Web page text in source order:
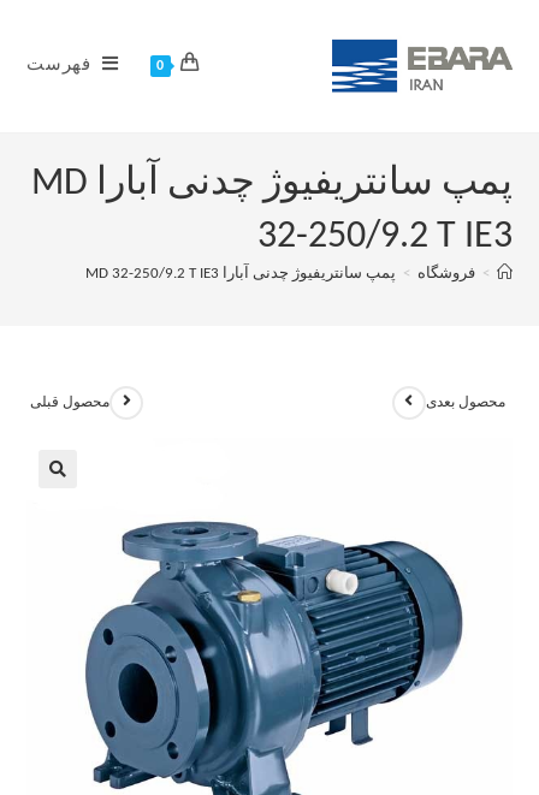
0 فهرست
پمپ سانتریفیوژ چدنی آبارا MD
32-250/9.2 T IE3
> فروشگاه > پمپ سانتریفیوژ چدنی آبارا MD 32-250/9.2 T IE3
محصول قبلی محصول بعدی